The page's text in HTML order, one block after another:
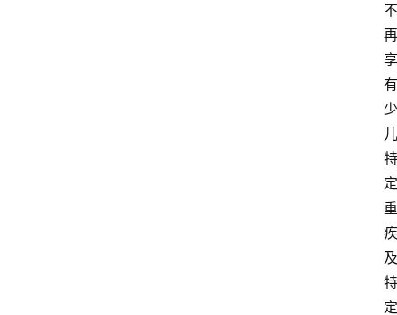
不
再
享
有
少
儿
特
定
重
疾
及
特
定